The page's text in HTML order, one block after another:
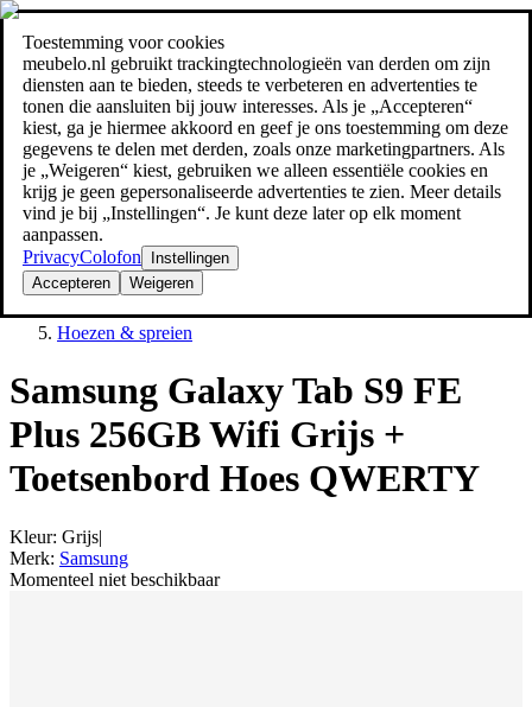
Toestemming voor cookies
meubelo.nl gebruikt trackingtechnologieën van derden om zijn
diensten aan te bieden, steeds te verbeteren en advertenties te
tonen die aansluiten bij jouw interesses. Als je „Accepteren“
kiest, ga je hiermee akkoord en geef je ons toestemming om deze
gegevens te delen met derden, zoals onze marketingpartners. Als
je „Weigeren“ kiest, gebruiken we alleen essentiële cookies en
krijg je geen gepersonaliseerde advertenties te zien. Meer details
vind je bij „Instellingen“. Je kunt deze later op elk moment
aanpassen.
PrivacyColofon
Instellingen
Accepteren
Weigeren
Zoeken
meubel jezelf de beste prijs!meubel jezelf de beste prijs!
Woontextielen
Hoezen & spreien
Samsung Galaxy Tab S9 FE
Plus 256GB Wifi Grijs +
Toetsenbord Hoes QWERTY
Kleur: Grijs|
Merk: Samsung
Momenteel niet beschikbaar